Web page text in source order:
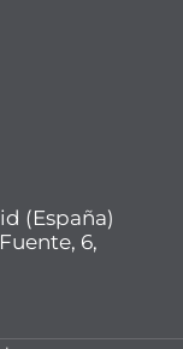
(España)
6,